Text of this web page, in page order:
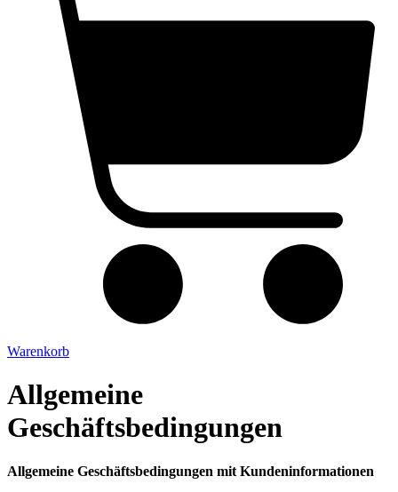
Warenkorb
Allgemeine
Geschäftsbedingungen
Allgemeine Geschäftsbedingungen mit Kundeninformationen